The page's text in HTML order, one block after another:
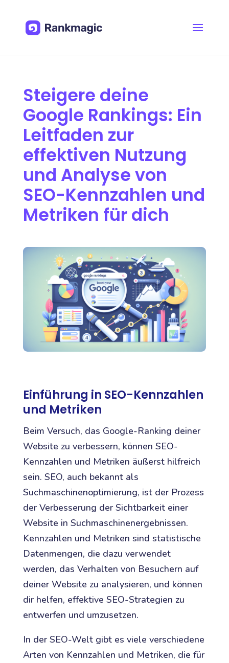
Steigere deine
Google Rankings: Ein
Leitfaden zur
effektiven Nutzung
und Analyse von
SEO-Kennzahlen und
Metriken für dich
Einführung in SEO-Kennzahlen
und Metriken
Beim Versuch, das Google-Ranking deiner
Website zu verbessern, können SEO-
Kennzahlen und Metriken äußerst hilfreich
sein. SEO, auch bekannt als
Suchmaschinenoptimierung, ist der Prozess
der Verbesserung der Sichtbarkeit einer
Website in Suchmaschinenergebnissen.
Kennzahlen und Metriken sind statistische
Datenmengen, die dazu verwendet
werden, das Verhalten von Besuchern auf
deiner Website zu analysieren, und können
dir helfen, effektive SEO-Strategien zu
entwerfen und umzusetzen.
In der SEO-Welt gibt es viele verschiedene
Arten von Kennzahlen und Metriken, die für